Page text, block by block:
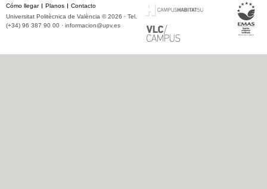
Cómo llegar Planos
Contacto
Universitat Politècnica de València © 2026 · Tel.
(+34) 96 387 90 00 · informacion@upv.es